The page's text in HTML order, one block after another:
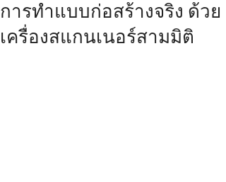
การทำแบบก่อสร้างจริง ด้วย
เครื่องสแกนเนอร์สามมิติ